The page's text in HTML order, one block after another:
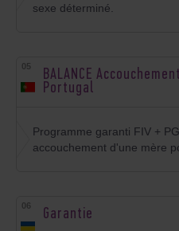
sexe déterminé.
BALANCE
Portugal
Programme garanti FIV +
accouchement d'une mère
Garantie